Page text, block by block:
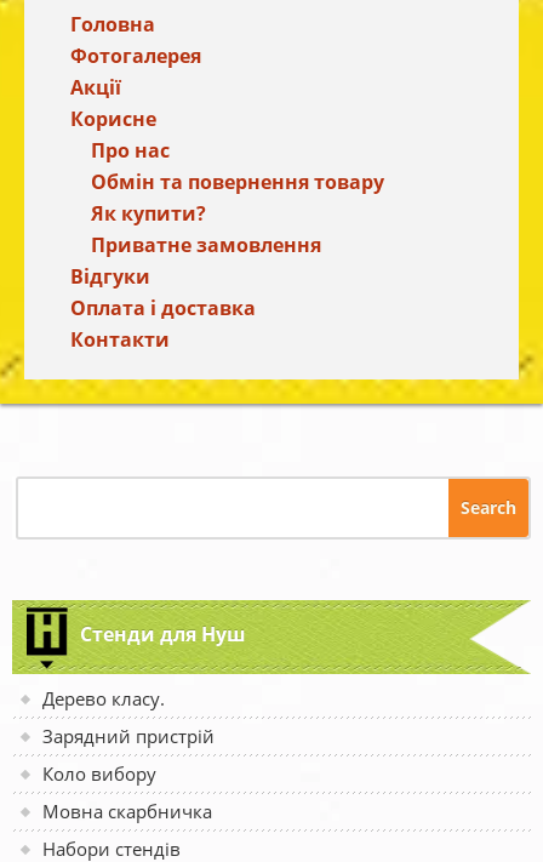
Головна
Фотогалерея
Акції
Корисне
Про нас
Обмін та повернення товару
Як купити?
Приватне замовлення
Відгуки
Оплата і доставка
Контакти
Стенди для Нуш
Дерево класу.
Зарядний пристрій
Коло вибору
Мовна скарбничка
Набори стендів